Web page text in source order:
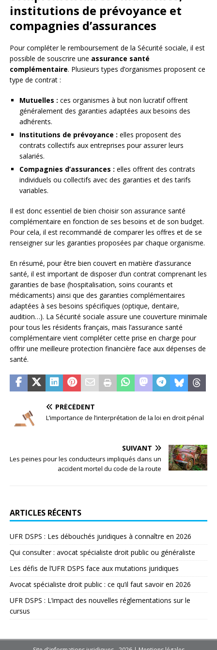
institutions de prévoyance et
compagnies d’assurances
Pour compléter le remboursement de la Sécurité sociale, il est
possible de souscrire une assurance santé
complémentaire. Plusieurs types d’organismes proposent ce
type de contrat :
Mutuelles : ces organismes à but non lucratif offrent
généralement des garanties adaptées aux besoins des
adhérents.
Institutions de prévoyance : elles proposent des
contrats collectifs aux entreprises pour assurer leurs
salariés.
Compagnies d’assurances : elles offrent des contrats
individuels ou collectifs avec des garanties et des tarifs
variables.
Il est donc essentiel de bien choisir son assurance santé
complémentaire en fonction de ses besoins et de son budget.
Pour cela, il est recommandé de comparer les offres et de se
renseigner sur les garanties proposées par chaque organisme.
En résumé, pour être bien couvert en matière d’assurance
santé, il est important de disposer d’un contrat comprenant les
garanties de base (hospitalisation, soins courants et
médicaments) ainsi que des garanties complémentaires
adaptées à ses besoins spécifiques (optique, dentaire,
audition…). La Sécurité sociale assure une couverture minimale
pour tous les résidents français, mais l’assurance santé
complémentaire vient compléter cette prise en charge pour
offrir une meilleure protection financière face aux dépenses de
santé.
PRÉCÉDENT
L’importance de l’interprétation de la loi en droit pénal
SUIVANT
Les peines pour les conducteurs impliqués dans un
accident mortel du code de la route
ARTICLES RÉCENTS
UFR DSPS : Les débouchés juridiques à connaître en 2026
Qui consulter : avocat spécialiste droit public ou généraliste
Les défis de l’UFR DSPS face aux mutations juridiques
Avocat spécialiste droit public : ce qu’il faut savoir en 2026
UFR DSPS : L’impact des nouvelles réglementations sur le
cursus